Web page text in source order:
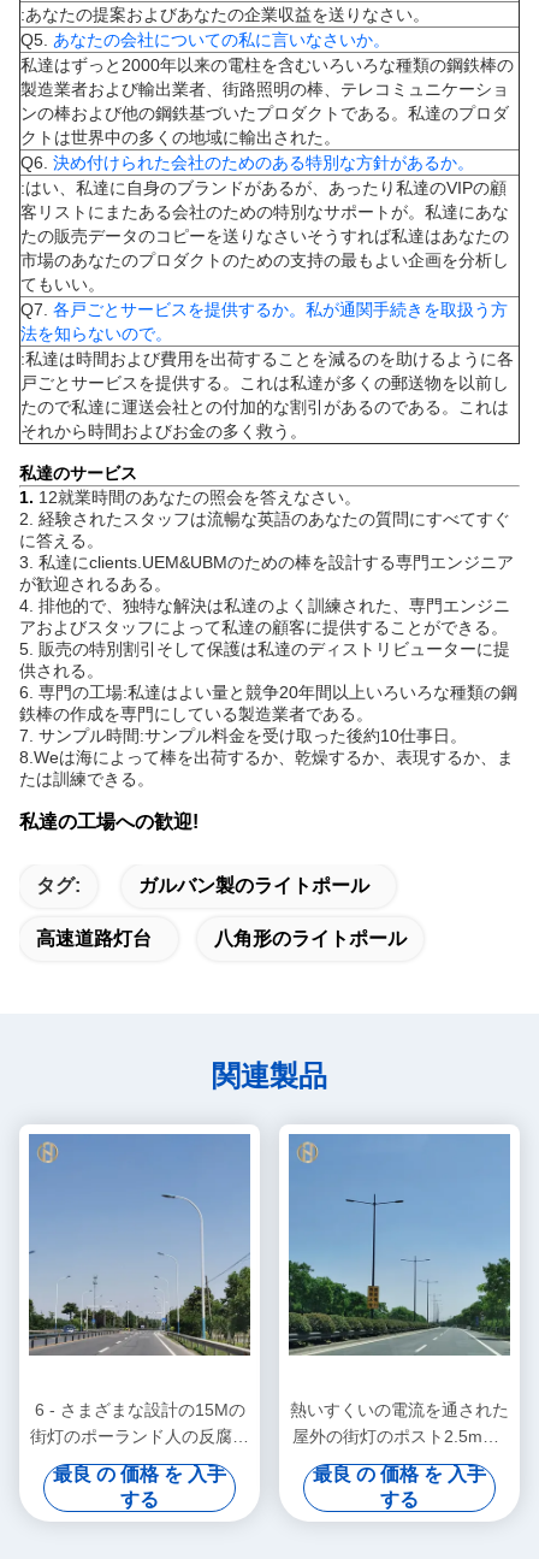
:あなたの提案およびあなたの企業収益を送りなさい。
Q5. あなたの会社についての私に言いなさいか。
私達はずっと2000年以来の電柱を含むいろいろな種類の鋼鉄棒の
製造業者および輸出業者、街路照明の棒、テレコミュニケーショ
ンの棒および他の鋼鉄基づいたプロダクトである。私達のプロダ
クトは世界中の多くの地域に輸出された。
Q6. 決め付けられた会社のためのある特別な方針があるか。
:はい、私達に自身のブランドがあるが、あったり私達のVIPの顧
客リストにまたある会社のための特別なサポートが。私達にあな
たの販売データのコピーを送りなさいそうすれば私達はあなたの
市場のあなたのプロダクトのための支持の最もよい企画を分析し
てもいい。
Q7. 各戸ごとサービスを提供するか。私が通関手続きを取扱う方
法を知らないので。
:私達は時間および費用を出荷することを減るのを助けるように各
戸ごとサービスを提供する。これは私達が多くの郵送物を以前し
たので私達に運送会社との付加的な割引があるのである。これは
それから時間およびお金の多く救う。
私達のサービス
1. 12就業時間のあなたの照会を答えなさい。
2. 経験されたスタッフは流暢な英語のあなたの質問にすべてすぐ
に答える。
3. 私達にclients.UEM&UBMのための棒を設計する専門エンジニア
が歓迎されるある。
4. 排他的で、独特な解決は私達のよく訓練された、専門エンジニ
アおよびスタッフによって私達の顧客に提供することができる。
5. 販売の特別割引そして保護は私達のディストリビューターに提
供される。
6. 専門の工場:私達はよい量と競争20年間以上いろいろな種類の鋼
鉄棒の作成を専門にしている製造業者である。
7. サンプル時間:サンプル料金を受け取った後約10仕事日。
8.Weは海によって棒を出荷するか、乾燥するか、表現するか、ま
たは訓練できる。
私達の工場への歓迎!
タグ: ガルバン製のライトポール
高速道路灯台 八角形のライトポール
関連製品
6 - さまざまな設計の15Mの
街灯のポーランド人の反腐食
鋼鉄街灯柱
最良 の 価格 を 入手
する
熱いすくいの電流を通された
屋外の街灯のポスト2.5mm -
30mmの厚さ
最良 の 価格 を 入手
する